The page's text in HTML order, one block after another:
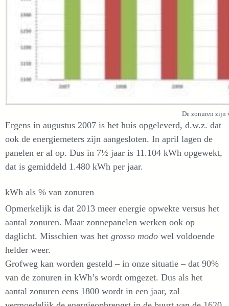
De zonuren zijn
Ergens in augustus 2007 is het huis opgeleverd, d.w.z. dat
ook de energiemeters zijn aangesloten. In april lagen de
panelen er al op. Dus in 7½ jaar is 11.104 kWh opgewekt,
dat is gemiddeld 1.480 kWh per jaar.
kWh als % van zonuren
Opmerkelijk is dat 2013 meer energie opwekte versus het
aantal zonuren. Maar zonnepanelen werken ook op
daglicht. Misschien was het grosso modo wel voldoende
helder weer.
Grofweg kan worden gesteld – in onze situatie – dat 90%
van de zonuren in kWh’s wordt omgezet. Dus als het
aantal zonuren eens 1800 wordt in een jaar, zal